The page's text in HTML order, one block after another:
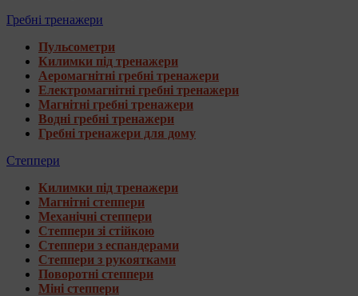
Гребні тренажери
Пульсометри
Килимки під тренажери
Аеромагнітні гребні тренажери
Електромагнітні гребні тренажери
Магнітні гребні тренажери
Водні гребні тренажери
Гребні тренажери для дому
Степпери
Килимки під тренажери
Магнітні степпери
Механічні степпери
Степпери зі стійкою
Степпери з еспандерами
Степпери з рукоятками
Поворотні степпери
Міні степпери